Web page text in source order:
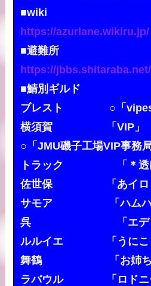
■wiki
https://azurlane.wikiru.jp/
■避難所
https://
■鯖別ギルド
ブレスト ○「vipest
横須賀 「VIP」
○「JMU磯子工場VIP事務
トラック 「＊透け
佐世保 「あイロド
サモア 「ハムハム
呉 「エディンバ
ルルイエ 「うにこま
舞鶴 「お姉ちゃん
ラバウル 「ロドニー